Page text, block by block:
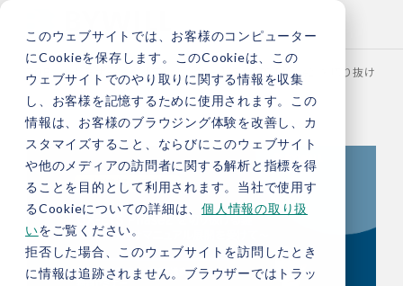
このウェブサイトでは、お客様のコンピューター
にCookieを保存します。このCookieは、この
ウェブサイトでのやり取りに関する情報を収集
し、お客様を記憶するために使用されます。この
情報は、お客様のブラウジング体験を改善し、カ
スタマイズすること、ならびにこのウェブサイト
や他のメディアの訪問者に関する解析と指標を得
ることを目的として利用されます。当社で使用す
るCookieについての詳細は、 個人情報の取り扱
いをご覧ください。
拒否した場合、このウェブサイトを訪問したとき
に情報は追跡されません。ブラウザーではトラッ
TOP セミナー 【無料セミナー】GX-ETS Phase2 を切り抜ける